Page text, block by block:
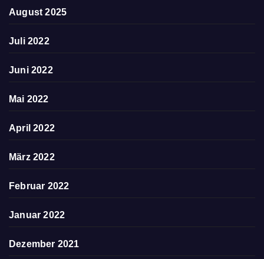
August 2025
Juli 2022
Juni 2022
Mai 2022
April 2022
März 2022
Februar 2022
Januar 2022
Dezember 2021